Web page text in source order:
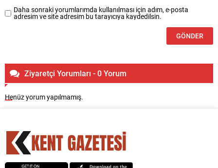
Daha sonraki yorumlarımda kullanılması için adım, e-posta
adresim ve site adresim bu tarayıcıya kaydedilsin.
Ziyaretçi Yorumları - 0 Yorum
Henüz yorum yapılmamış.